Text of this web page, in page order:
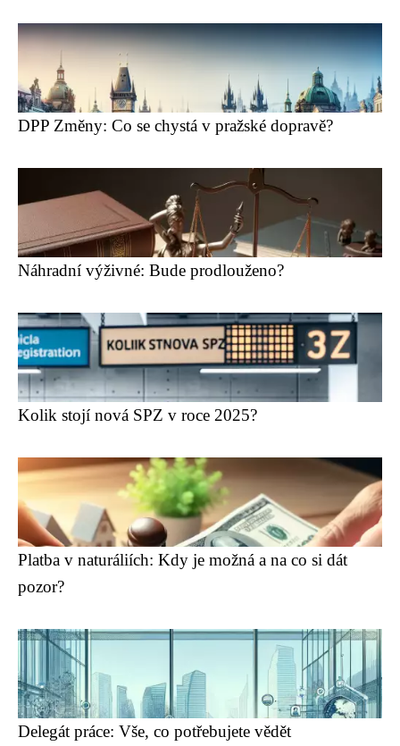
DPP Změny: Co se chystá v pražské dopravě?
Náhradní výživné: Bude prodlouženo?
Kolik stojí nová SPZ v roce 2025?
Platba v naturáliích: Kdy je možná a na co si dát
pozor?
Delegát práce: Vše, co potřebujete vědět